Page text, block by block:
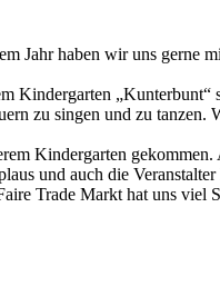
Jahr haben wir uns gerne
Kindergarten „Kunterbunt“
zu singen und zu tanzen.
Kindergarten gekommen.
und auch die
Trade Markt hat uns viel